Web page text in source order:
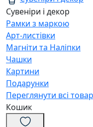
Сувеніри і декор
Рамки з маркою
Арт-листівки
Магніти та Наліпки
Чашки
Картини
Подарунки
Переглянути всі
Кошик